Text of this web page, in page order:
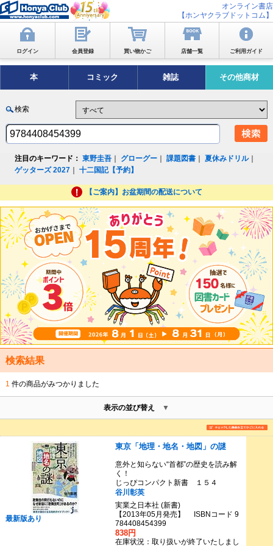
オンライン書店
【ホンヤクラブドットコム】
ログイン 会員登録 買い物かご 店舗一覧 ご利用ガイド
本 コミック 雑誌 その他商材
検索
注目のキーワード： 東野圭吾 グローグー ｜課題図書 ｜夏休みドリル｜
ゲッターズ 2027 ｜十二国記【予約】
【ご案内】お盆期間の配送について
検索結果
1 件の商品がみつかりました
表示の並び替え
最新版あり
東京「地理・地名・地図」の謎
意外と知らない“首都”の歴史を読み解
く！
じっぴコンパクト新書 １５４
谷川彰英
実業之日本社 (新書)
【2013年05月発売】 ISBNコード 9
784408454399
838円
在庫状況：取り扱いが終了いたしまし